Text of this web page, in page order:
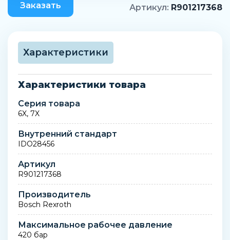
Заказать Артикул: R901217368
Характеристики
Характеристики товара
Серия товара
6X, 7X
Внутренний стандарт
IDO28456
Артикул
R901217368
Производитель
Bosch Rexroth
Максимальное рабочее давление
420 бар